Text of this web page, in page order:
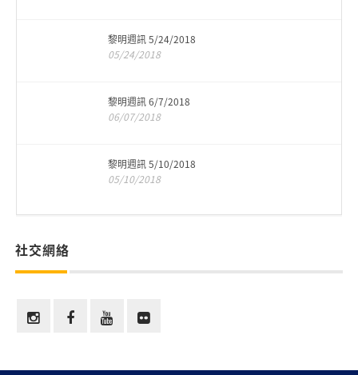
黎明週訊 5/24/2018
05/24/2018
黎明週訊 6/7/2018
06/07/2018
黎明週訊 5/10/2018
05/10/2018
社交網絡